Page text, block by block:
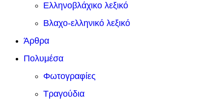
Ελληνοβλάχικο λεξικό
Βλαχο-ελληνικό λεξικό
Άρθρα
Πολυμέσα
Φωτογραφίες
Τραγούδια